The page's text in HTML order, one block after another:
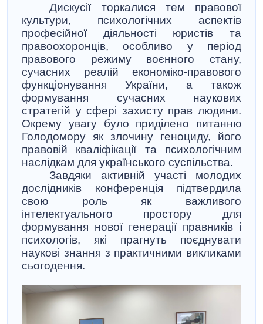
Дискусії торкалися тем правової
культури, психологічних аспектів
професійної діяльності юристів та
правоохоронців, особливо у період
правового режиму воєнного стану,
сучасних реалій економіко-правового
функціонування України, а також
формування сучасних наукових
стратегій у сфері захисту прав людини.
Окрему увагу було приділено питанню
Голодомору як злочину геноциду, його
правовій кваліфікації та психологічним
наслідкам для українського суспільства.
Завдяки активній участі молодих
дослідників конференція підтвердила
свою роль як важливого
інтелектуального простору для
формування нової генерації правників і
психологів, які прагнуть поєднувати
наукові знання з практичними викликами
сьогодення.